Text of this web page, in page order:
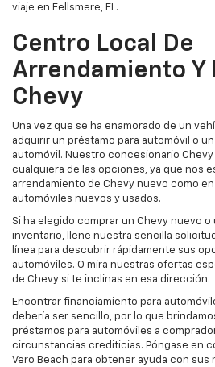
viaje en Fellsmere, FL.
Centro Local De
Arrendamiento Y
Chevy
Una vez que se ha enamorado de un
adquirir un préstamo para automóvil o
automóvil. Nuestro concesionario
cualquiera de las opciones, ya que nos
arrendamiento de Chevy nuevo como
automóviles nuevos y usados.
Si ha elegido comprar un Chevy nuevo
inventario, llene nuestra sencilla
línea para descubrir rápidamente sus
automóviles. O mira nuestras ofertas
de Chevy si te inclinas en esa dirección.
Encontrar financiamiento para
debería ser sencillo, por lo que
préstamos para automóviles a
circunstancias crediticias. Póngase en
Vero Beach para obtener ayuda con sus